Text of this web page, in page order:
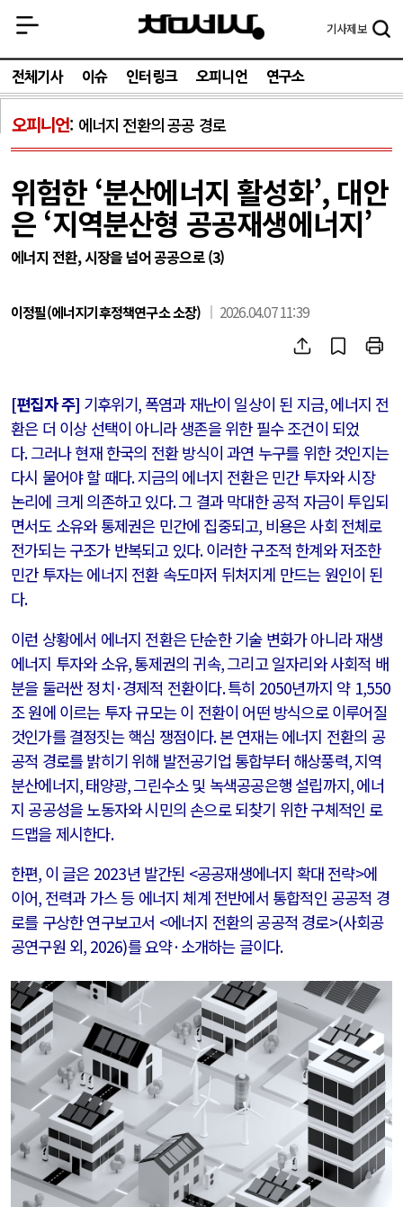
기사제보
전체기사 이슈 인터링크 오피니언 연구소
오피니언 에너지 전환의 공공 경로
위험한 ‘분산에너지 활성화’, 대안
은 ‘지역분산형 공공재생에너지’
에너지 전환, 시장을 넘어 공공으로 (3)
이정필(에너지기후정책연구소 소장) 2026.04.07 11:39
[편집자 주] 기후위기, 폭염과 재난이 일상이 된 지금,에너지 전
환은 더 이상 선택이 아니라 생존을 위한 필수 조건이 되었
다.그러나 현재 한국의 전환 방식이 과연 누구를 위한 것인지는
다시 물어야 할 때다.지금의 에너지 전환은 민간 투자와 시장
논리에 크게 의존하고 있다.그 결과 막대한 공적 자금이 투입되
면서도 소유와 통제권은 민간에 집중되고, 비용은 사회 전체로
전가되는 구조가 반복되고 있다.이러한 구조적 한계와 저조한
민간 투자는 에너지 전환 속도마저 뒤처지게 만드는 원인이 된
다.
이런 상황에서 에너지 전환은 단순한 기술 변화가 아니라 재생
에너지 투자와 소유,통제권의 귀속,그리고 일자리와 사회적 배
분을 둘러싼 정치·경제적 전환이다.특히 2050년까지 약 1,550
조 원에 이르는 투자 규모는 이 전환이 어떤 방식으로 이루어질
것인가를 결정짓는 핵심 쟁점이다.본 연재는 에너지 전환의 공
공적 경로를 밝히기 위해 발전공기업 통합부터 해상풍력,지역
분산에너지,태양광,그린수소 및 녹색공공은행 설립까지,에너
지 공공성을 노동자와 시민의 손으로 되찾기 위한 구체적인 로
드맵을 제시한다.
한편, 이 글은 2023년 발간된 <공공재생에너지 확대 전략>에
이어, 전력과 가스 등 에너지 체계 전반에서 통합적인 공공적 경
로를 구상한 연구보고서 <에너지 전환의 공공적 경로>(사회공
공연구원 외, 2026)를 요약·소개하는 글이다.